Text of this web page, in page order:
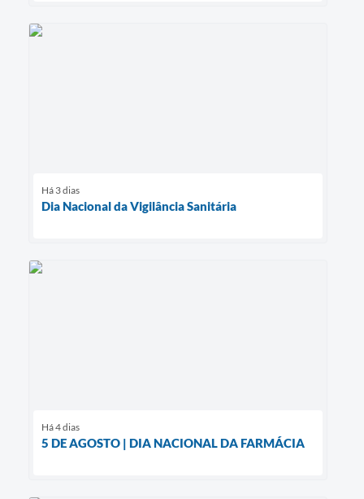
Há 3 dias
Dia Nacional da Vigilância Sanitária
Há 4 dias
5 DE AGOSTO | DIA NACIONAL DA FARMÁCIA